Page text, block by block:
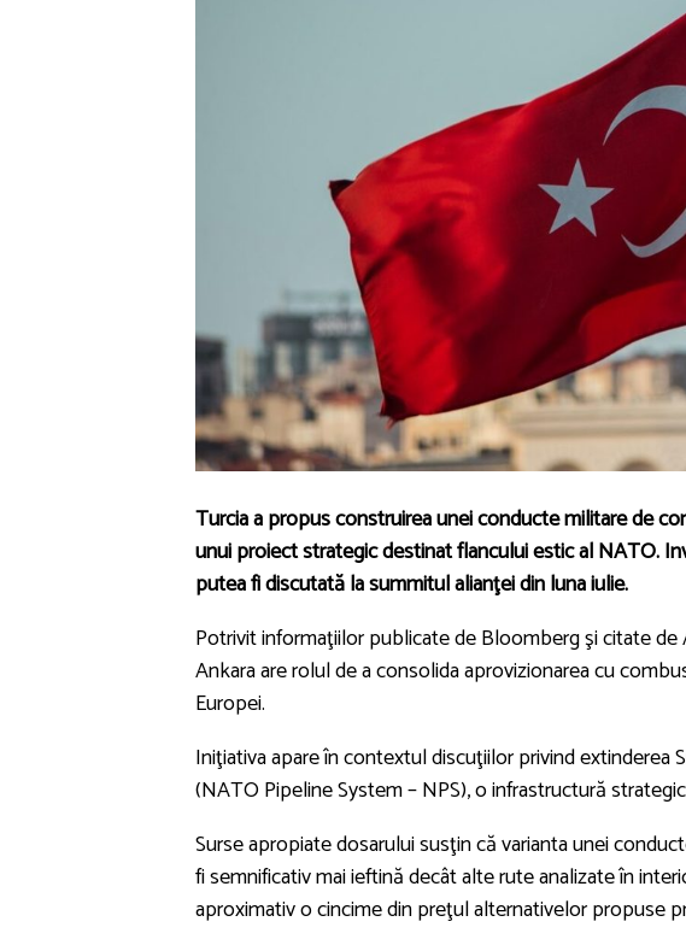
Turciaa propus construirea unei conducte militare de
unui proiect strategic destinat flancului estic al NATO.
putea fi discutată la summitul alianţei din luna iulie.
Potrivit informaţiilor publicate de Bloomberg şi citate
Ankara are rolul de a consolida aprovizionarea cu
Europei.
Iniţiativa apare în contextul discuţiilor privind
(NATO Pipeline System – NPS), o infrastructură
Surse apropiate dosarului susţin că varianta unei
fi semnificativ mai ieftină decât alte rute analizate în
aproximativ o cincime din preţul alternativelor propuse